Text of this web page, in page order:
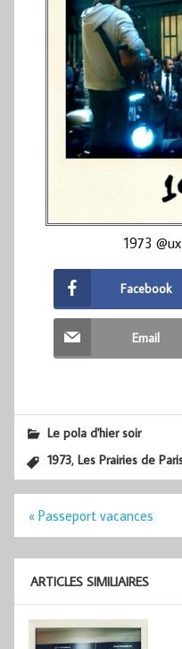
1973
Facebook
Email
Le pola d'hier soir
1973,Les Prairies de
Navigation
l’article
« Passeport vacances
ARTICLES SIMILIAIRES